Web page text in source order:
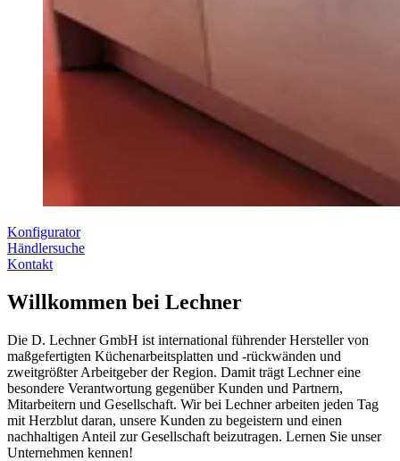
Konfigurator
Händlersuche
Kontakt
Willkommen bei Lechner
Die D. Lechner GmbH ist international führender Hersteller von
maßgefertigten Küchenarbeitsplatten und -rückwänden und
zweitgrößter Arbeitgeber der Region. Damit trägt Lechner eine
besondere Verantwortung gegenüber Kunden und Partnern,
Mitarbeitern und Gesellschaft. Wir bei Lechner arbeiten jeden Tag
mit Herzblut daran, unsere Kunden zu begeistern und einen
nachhaltigen Anteil zur Gesellschaft beizutragen. Lernen Sie unser
Unternehmen kennen!